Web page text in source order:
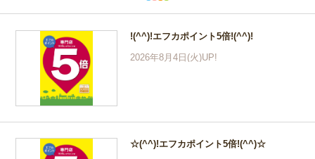
!(^^)!エフカポイント5倍!(^^)!
2026年8月4日(火)UP!
☆(^^)!エフカポイント5倍!(^^)☆